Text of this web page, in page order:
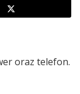
oraz telefon.